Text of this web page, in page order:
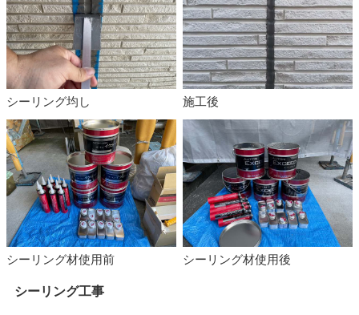
シーリング均し 施工後
シーリング材使用前 シーリング材使用後
シーリング工事